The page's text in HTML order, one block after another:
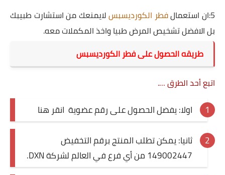
5:ان استعمال
فطر الكورديسبسلايمنعك من استشارت طبيبك
بل الافضل تشخيص المرض طبيا واخذ المكملات معه.
طريقه الحصول على فطر الكورديسبس
اتبع أحد الطرق ….
اولا: يفضل الحصول على رقم عضوية انقر هنا
ثانيا: يمكن تطلب المنتج برقم التخفيض
149002447 من أي فرع في العالم لشركة DXN.